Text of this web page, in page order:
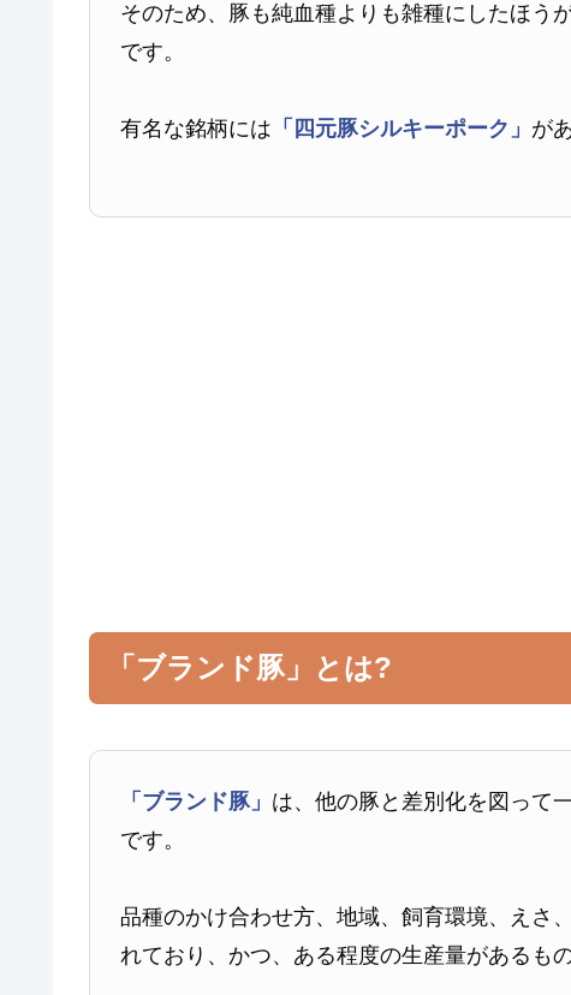
そのため、豚も純血種よりも雑種にしたほう
です。
有名な銘柄には 「四元豚シルキーポーク」 が
「ブランド豚」とは?
「ブランド豚」 は、他の豚と差別化を図って
です。
品種のかけ合わせ方、地域、飼育環境、えさ
れており、かつ、ある程度の生産量があるも